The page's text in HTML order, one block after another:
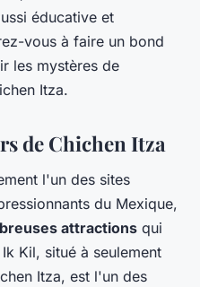
éducative et
vous à faire un bond
les mystères de
Itza.
de Chichen Itza
l'un des sites
du Mexique,
attractions qui
Kil, situé à seulement
Itza, est l'un des